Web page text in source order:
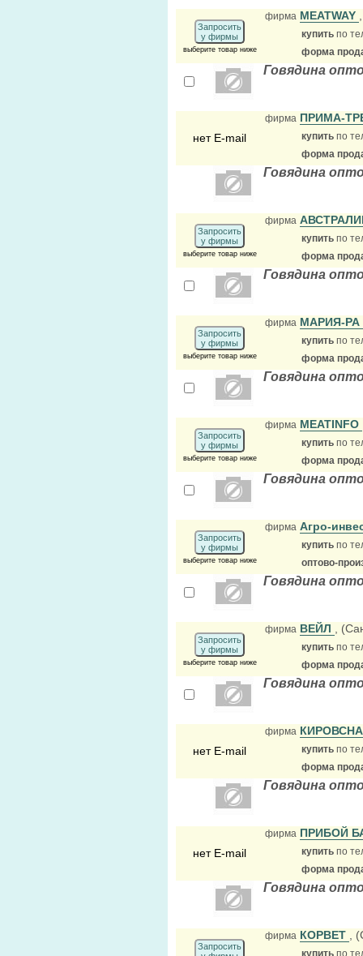
Запросить
у фирмы
выберите товар ниже
фирма MEATWAY
купить по
форма
Говядина
нет E-mail
фирма ПРИМА-
купить по
форма
Говядина
Запросить
у фирмы
выберите товар ниже
фирма
купить по
форма
Говядина
Запросить
у фирмы
выберите товар ниже
фирма МАРИЯ-РА
купить по
форма
Говядина
Запросить
у фирмы
выберите товар ниже
фирма MEATINFO
купить по
форма
Говядина
Запросить
у фирмы
выберите товар ниже
фирма Агро-
купить по
оптово-
Говядина
Запросить
у фирмы
выберите товар ниже
фирма ВЕЙЛ ,
купить по
форма
Говядина
нет E-mail
фирма
купить по
форма
Говядина
нет E-mail
фирма ПРИБОЙ
купить по
форма
Говядина
Запросить
фирма КОРВЕТ ,
купить по